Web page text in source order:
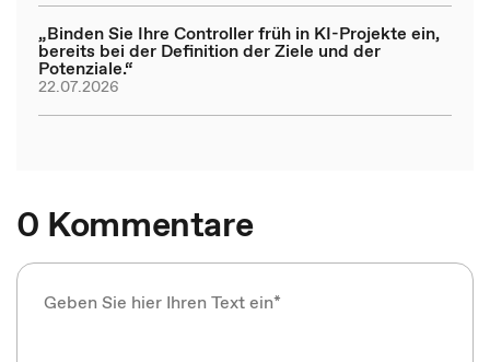
„Binden Sie Ihre Controller früh in KI-Projekte ein,
bereits bei der Definition der Ziele und der
Potenziale.“
22.07.2026
0 Kommentare